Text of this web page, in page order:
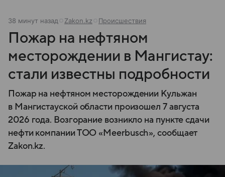
38 минут назад Zakon.kz Происшествия
Пожар на нефтяном
месторождении в Мангистау:
стали известны подробности
Пожар на нефтяном месторождении Кульжан
в Мангистауской области произошел 7 августа
2026 года. Возгорание возникло на пункте сдачи
нефти компании ТОО «Meerbusch», сообщает
Zakon.kz.